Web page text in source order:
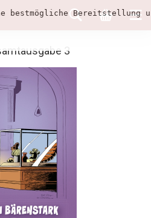
bestmögliche
3